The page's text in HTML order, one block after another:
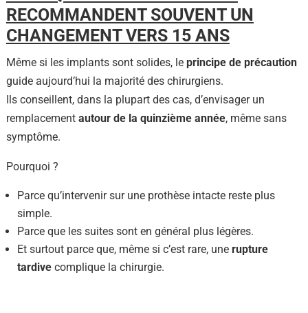
RECOMMANDENT SOUVENT UN
CHANGEMENT VERS 15 ANS
Même si les implants sont solides, le principe de précaution
guide aujourd’hui la majorité des chirurgiens.
Ils conseillent, dans la plupart des cas, d’envisager un
remplacement autour de la quinzième année, même sans
symptôme.
Pourquoi ?
Parce qu’intervenir sur une prothèse intacte reste plus
simple.
Parce que les suites sont en général plus légères.
Et surtout parce que, même si c’est rare, une rupture
tardivecomplique la chirurgie.